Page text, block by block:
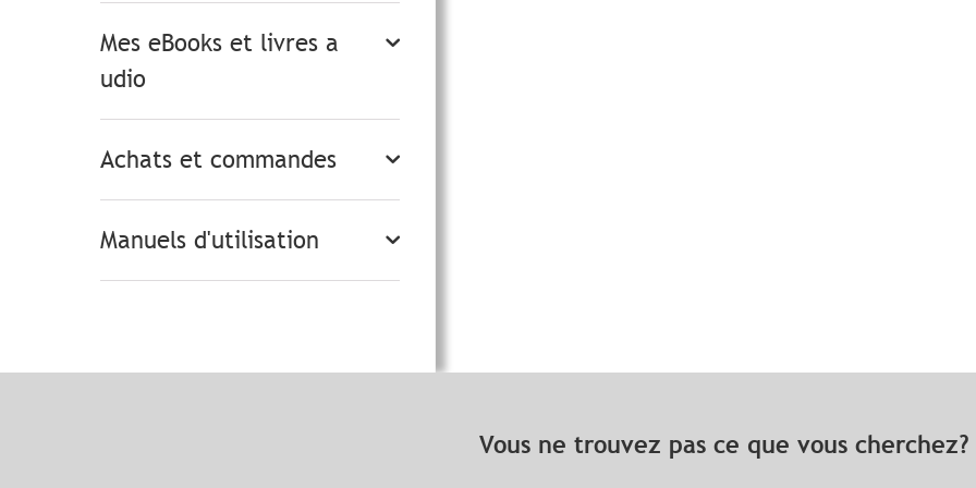
Mes eBooks et livres a
udio
Achats et commandes
Manuels d'utilisation
Vous ne trouvez pas ce que vous